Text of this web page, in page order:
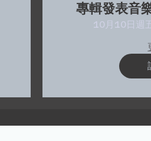
專輯發表音
10月10日週